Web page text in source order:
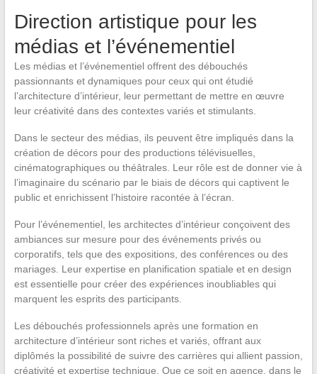
Direction artistique pour les
médias et l’événementiel
Les médias et l’événementiel offrent des débouchés
passionnants et dynamiques pour ceux qui ont étudié
l’architecture d’intérieur, leur permettant de mettre en œuvre
leur créativité dans des contextes variés et stimulants.
Dans le secteur des médias, ils peuvent être impliqués dans la
création de décors pour des productions télévisuelles,
cinématographiques ou théâtrales. Leur rôle est de donner vie à
l’imaginaire du scénario par le biais de décors qui captivent le
public et enrichissent l’histoire racontée à l’écran.
Pour l’événementiel, les architectes d’intérieur conçoivent des
ambiances sur mesure pour des événements privés ou
corporatifs, tels que des expositions, des conférences ou des
mariages. Leur expertise en planification spatiale et en design
est essentielle pour créer des expériences inoubliables qui
marquent les esprits des participants.
Les débouchés professionnels après une formation en
architecture d’intérieur sont riches et variés, offrant aux
diplômés la possibilité de suivre des carrières qui allient passion,
créativité et expertise technique. Que ce soit en agence, dans le